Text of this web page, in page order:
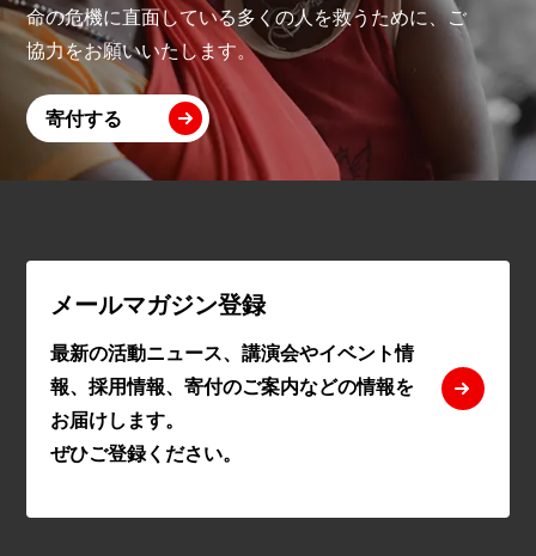
命の危機に直面している多くの人を救うために、ご
協力をお願いいたします。
寄付する
メールマガジン登録
最新の活動ニュース、講演会やイベント情
報、採用情報、寄付のご案内などの情報を
お届けします。
ぜひご登録ください。